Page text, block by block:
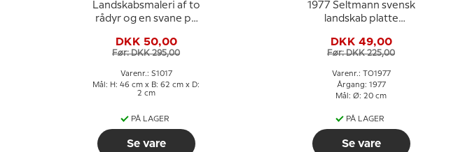
Landskabsmaleri af to
rådyr og en svane på
DKK 50,00
Før: DKK 295,00
Varenr.: S1017
Mål: H: 46 cm x B: 62 cm x D:
2 cm
PÅ LAGER
Se vare
1977 Seltmann svensk
landskab platte
DKK 49,00
Før: DKK 225,00
Varenr.: TO1977
Årgang: 1977
Mål: Ø: 20 cm
PÅ LAGER
Se vare